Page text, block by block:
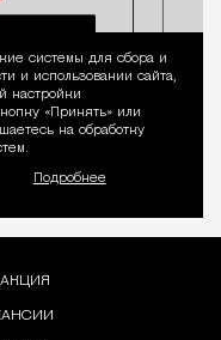
системы для сбора и
и использовании сайта,
настройки
«Принять» или
на обработку
Подробнее